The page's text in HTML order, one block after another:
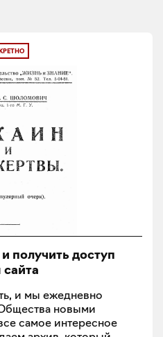
получить доступ
и мы ежедневно
новыми
самое интересное